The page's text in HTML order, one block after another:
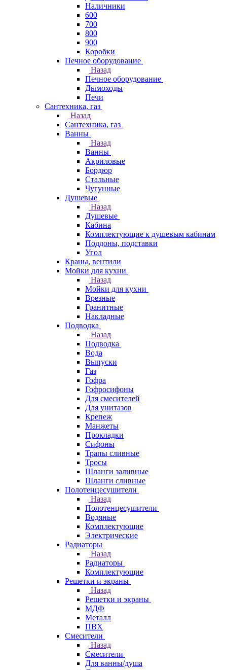
Наличники
600
700
800
900
Коробки
Печное оборудование
Назад
Печное оборудование
Дымоходы
Печи
Сантехника, газ
Назад
Сантехника, газ
Ванны
Назад
Ванны
Акриловые
Бордюр
Стальные
Чугунные
Душевые
Назад
Душевые
Кабина
Комплектующие к душевым кабинам
Поддоны, подставки
Угол
Краны, вентили
Мойки для кухни
Назад
Мойки для кухни
Врезные
Гранитные
Накладные
Подводка
Назад
Подводка
Вода
Выпуски
Газ
Гофра
Гофросифоны
Для смесителей
Для унитазов
Крепеж
Манжеты
Прокладки
Сифоны
Трапы сливные
Тросы
Шланги заливные
Шланги сливные
Полотенцесушители
Назад
Полотенцесушители
Водяные
Комплектующие
Электрические
Радиаторы
Назад
Радиаторы
Комплектующие
Решетки и экраны
Назад
Решетки и экраны
МДФ
Металл
ПВХ
Смесители
Назад
Смесители
Для ванны/душа